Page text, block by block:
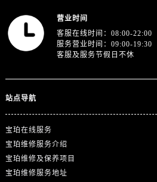
营业时间
客服在线时间：08:00-22:00
服务营业时间：09:00-19:30
客服及服务节假日不休
站点导航
宝珀在线服务
宝珀维修服务介绍
宝珀维修及保养项目
宝珀维修服务地址